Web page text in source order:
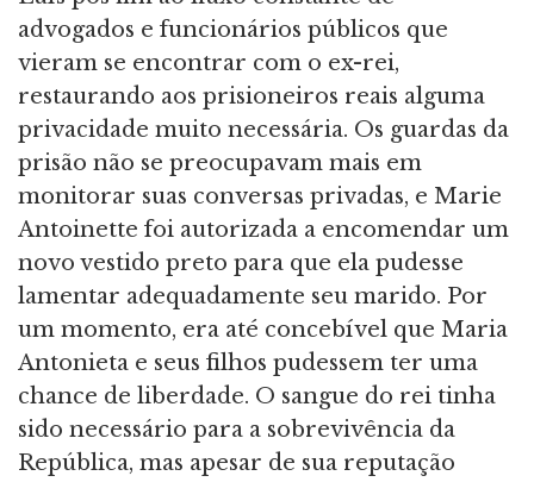
advogados e funcionários públicos que
vieram se encontrar com o ex-rei,
restaurando aos prisioneiros reais alguma
privacidade muito necessária. Os guardas da
prisão não se preocupavam mais em
monitorar suas conversas privadas, e Marie
Antoinette foi autorizada a encomendar um
novo vestido preto para que ela pudesse
lamentar adequadamente seu marido. Por
um momento, era até concebível que Maria
Antonieta e seus filhos pudessem ter uma
chance de liberdade. O sangue do rei tinha
sido necessário para a sobrevivência da
República, mas apesar de sua reputação